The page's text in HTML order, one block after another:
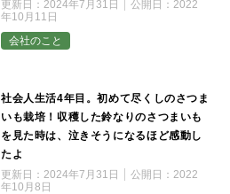
更新日： 2024年7月31日 公開日： 2022
年10月11日
会社のこと
社会人生活4年目。初めて尽くしのさつま
いも栽培！収穫した鈴なりのさつまいも
を見た時は、泣きそうになるほど感動し
たよ
更新日： 2024年7月31日 公開日： 2022
年10月8日